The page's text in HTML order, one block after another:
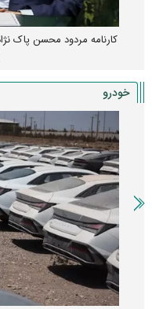
کارنامه مردود محسن پاک‌
خودرو